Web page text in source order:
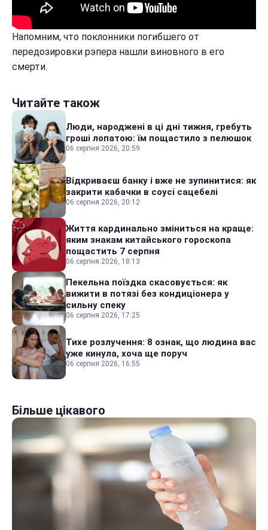
Напомним, что поклонники погибшего от
передозировки рэпера нашли виновного в его
смерти.
Читайте також
Люди, народжені в ці дні тижня, гребуть
гроші лопатою: їм пощастило з пелюшок
06 серпня 2026, 20:59
Відкриваєш банку і вже не зупинитися: як
закрити кабачки в соусі сацебелі
06 серпня 2026, 20:12
Життя кардинально зміниться на краще:
яким знакам китайського гороскопа
пощастить 7 серпня
06 серпня 2026, 18:13
Пекельна поїздка скасовується: як
вижити в потязі без кондиціонера у
сильну спеку
06 серпня 2026, 17:25
Тихе розлучення: 8 ознак, що людина вас
уже кинула, хоча ще поруч
06 серпня 2026, 16:55
Більше цікавого